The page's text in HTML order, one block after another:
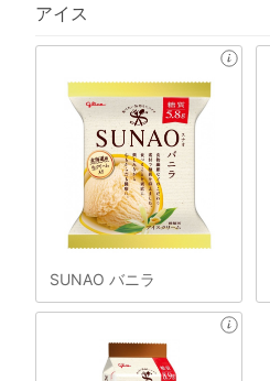
アイス
SUNAO バニラ